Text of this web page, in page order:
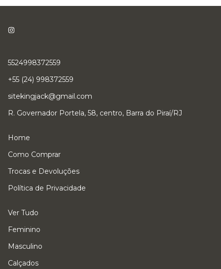
5524998372559
+55 (24) 998372559
sitekingjack@gmail.com
R. Governador Portela, 58, centro, Barra do Piraí/RJ
Home
Como Comprar
Trocas e Devoluções
Política de Privacidade
Ver Tudo
Feminino
Masculino
Calçados